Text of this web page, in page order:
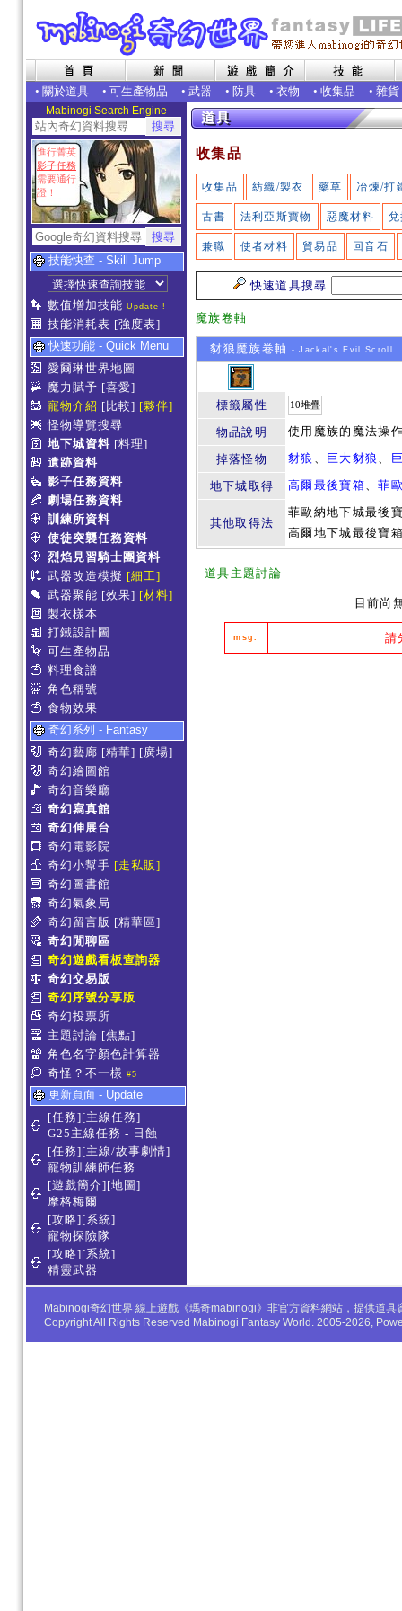
• 關於道具 • 可生產物品 • 武器 • 防具 • 衣物 • 收集品 • 雜貨
Mabinogi Search Engine
進行菁英
影子任務
需要通行
證！
技能快查 - Skill Jump
數值增加技能 Update !
技能消耗表 [強度表]
快速功能 - Quick Menu
愛爾琳世界地圖
魔力賦予 [喜愛]
寵物介紹 [比較] [夥伴]
怪物導覽搜尋
地下城資料 [料理]
遺跡資料
影子任務資料
劇場任務資料
訓練所資料
使徒突襲任務資料
烈焰見習騎士團資料
武器改造模擬 [細工]
武器聚能 [效果] [材料]
製衣樣本
打鐵設計圖
可生產物品
料理食譜
角色稱號
食物效果
奇幻系列 - Fantasy
奇幻藝廊 [精華] [廣場]
奇幻繪圖館
奇幻音樂廳
奇幻寫真館
奇幻伸展台
奇幻電影院
奇幻小幫手 [走私販]
奇幻圖書館
奇幻氣象局
奇幻留言版 [精華區]
奇幻閒聊區
奇幻遊戲看板查詢器
奇幻交易版
奇幻序號分享版
奇幻投票所
主題討論 [焦點]
角色名字顏色計算器
奇怪？不一樣 #5
更新頁面 - Update
[任務][主線任務]
G25主線任務 - 日蝕
[任務][主線/故事劇情]
寵物訓練師任務
[遊戲簡介][地圖]
摩格梅爾
[攻略][系統]
寵物探險隊
[攻略][系統]
精靈武器
收集品
收集品 紡織/製衣 藥草 冶煉/打
古書 法利亞斯寶物 惡魔材料
兼職 使者材料 貿易品 回音石
快速道具搜尋
魔族卷軸
豺狼魔族卷軸 - Jackal's Evil Scroll
標籤屬性 10堆疊
物品說明 使用魔族的魔法操
掉落怪物 豺狼 、 巨大豺狼 、
地下城取得 高爾最後寶箱、菲
其他取得法
菲歐納地下城最後
高爾地下城最後寶
道具主題討論
目前尚
msg. 請
Mabinogi奇幻世界 線上遊戲《瑪奇mabinogi》非官方資料網站，提供道
Copyright All Rights Reserved Mabinogi Fantasy World. 2005-2026,